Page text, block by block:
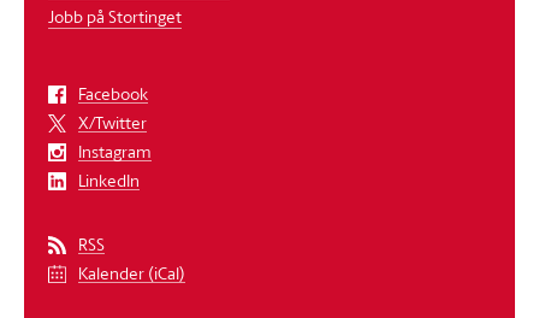
Jobb på Stortinget
Facebook
X/Twitter
Instagram
LinkedIn
RSS
Kalender (iCal)